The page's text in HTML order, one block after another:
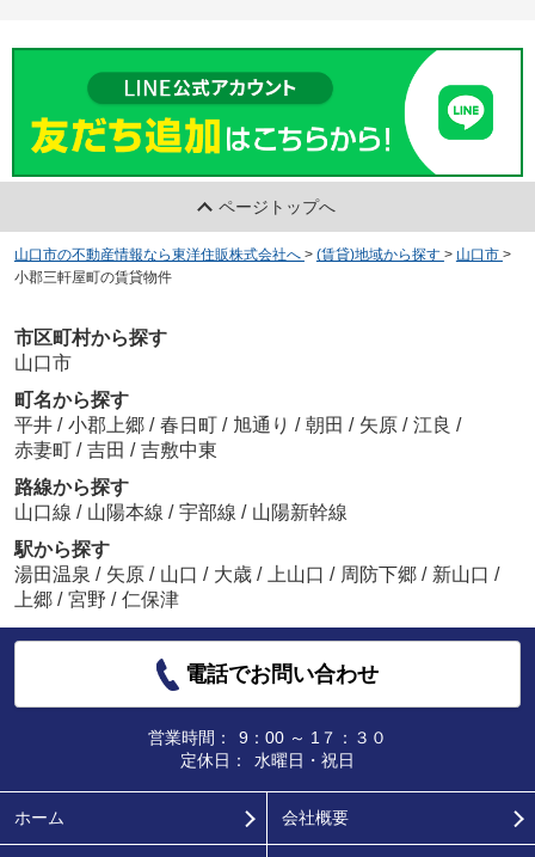
ページトップへ
山口市の不動産情報なら東洋住販株式会社へ > (賃貸)地域から探す > 山口市 >
小郡三軒屋町の賃貸物件
市区町村から探す
山口市
町名から探す
平井 / 小郡上郷 / 春日町 / 旭通り / 朝田 / 矢原 / 江良 /
赤妻町 / 吉田 / 吉敷中東
路線から探す
山口線 / 山陽本線 / 宇部線 / 山陽新幹線
駅から探す
湯田温泉 / 矢原 / 山口 / 大歳 / 上山口 / 周防下郷 / 新山口 /
上郷 / 宮野 / 仁保津
電話でお問い合わせ
営業時間：
9：00 ～ 1７：３０
定休日：
水曜日・祝日
ホーム 会社概要